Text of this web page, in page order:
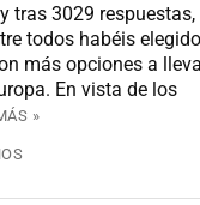
tras 3029 respuestas,
todos habéis elegido
más opciones a
En vista de los
»